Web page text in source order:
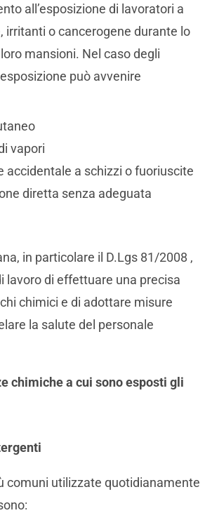
all’esposizione di lavoratori a
irritanti o cancerogene durante lo
mansioni. Nel caso degli
può avvenire
vapori
accidentale a schizzi o fuoriuscite
diretta senza adeguata
in particolare il D.Lgs 81/2008 ,
lavoro di effettuare una precisa
chimici e di adottare misure
la salute del personale
chimiche a cui sono esposti gli
comuni utilizzate quotidianamente